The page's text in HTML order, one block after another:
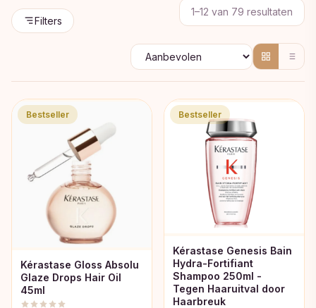
Filters
1–12 van 79 resultaten
op
Bestseller
Kérastase Gloss Absolu
Glaze Drops Hair Oil
45ml
Bestseller
Kérastase Genesis Bain
Hydra-Fortifiant
Shampoo 250ml -
Tegen Haaruitval door
Haarbreuk